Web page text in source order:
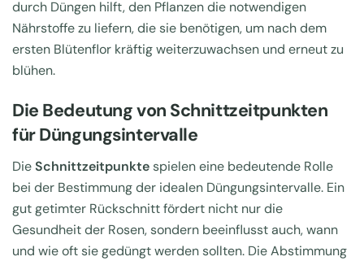
durch Düngen hilft, den Pflanzen die notwendigen
Nährstoffe zu liefern, die sie benötigen, um nach dem
ersten Blütenflor kräftig weiterzuwachsen und erneut zu
blühen.
Die Bedeutung von Schnittzeitpunkten
für Düngungsintervalle
DieSchnittzeitpunktespielen eine bedeutende Rolle
bei der Bestimmung der idealen Düngungsintervalle. Ein
gut getimter Rückschnitt fördert nicht nur die
Gesundheit der Rosen, sondern beeinflusst auch, wann
und wie oft sie gedüngt werden sollten. Die Abstimmung